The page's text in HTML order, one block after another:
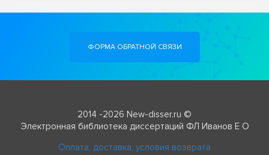
ФОРМА ОБРАТНОЙ СВЯЗИ
2014 -2026 New-disser.ru ©
Электронная библиотека диссертаций ФЛ Иванов Е О
Оплата, доставка, условия возврата